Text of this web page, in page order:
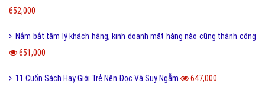
652,000
Nắm bắt tâm lý khách hàng, kinh doanh mặt hàng nào cũng thành công
651,000
11 Cuốn Sách Hay Giới Trẻ Nên Đọc Và Suy Ngẫm 647,000